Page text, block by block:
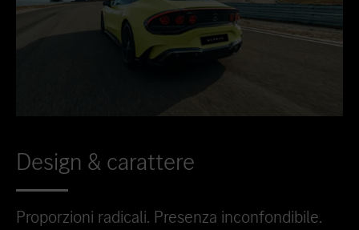
Design & carattere
Proporzioni radicali. Presenza inconfondibile.